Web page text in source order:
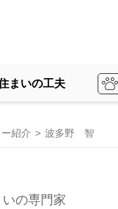
まいの工夫
紹介 波多野 智
の専門家